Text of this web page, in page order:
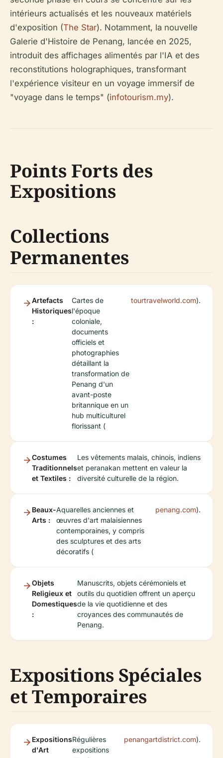
intérieurs actualisés et les nouveaux matériels
d'exposition (The Star). Notamment, la nouvelle
Galerie d'Histoire de Penang, lancée en 2025,
introduit des affichages alimentés par l'IA et des
reconstitutions holographiques, transformant
l'expérience visiteur en un voyage immersif de
"voyage dans le temps" (infotourism.my).
Points Forts des
Expositions
Collections
Permanentes
Artefacts
Historiques
:
Cartes de
l'époque
coloniale,
documents
officiels et
photographies
détaillant la
transformation de
Penang d'un
avant-poste
britannique en un
hub multiculturel
florissant (
tourtravelworld.com).
Costumes
Traditionnels
et Textiles :
Les vêtements malais, chinois, indiens
et peranakan mettent en valeur la
diversité culturelle de la région.
Beaux-
Arts :
Aquarelles anciennes et
œuvres d'art malaisiennes
contemporaines, y compris
des sculptures et des arts
décoratifs (
penang.com).
Objets
Religieux et
Domestiques
:
Manuscrits, objets cérémoniels et
outils du quotidien offrent un aperçu
de la vie quotidienne et des
croyances des communautés de
Penang.
Expositions Spéciales
et Temporaires
Expositions
d'Art
Régulières
expositions
penangartdistrict.com).